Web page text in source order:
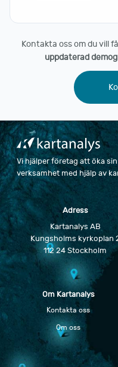
Kontakta oss om du vill
uppdaterad
Vi hjälper företag att öka
verksamhet med hjälp av
Adress
Kartanalys AB
Kungsholms kyrkoplan
112 24 Stockholm
Om Kartanalys
Kontakta oss
Om oss